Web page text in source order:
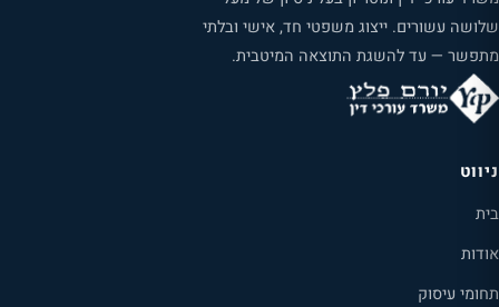
שלושה עשורים. ייצוג משפטי חד, אישי ובלתי
מתפשר — עד להשגת התוצאה המיטבית.
ניווט
בית
אודות
תחומי עיסוק